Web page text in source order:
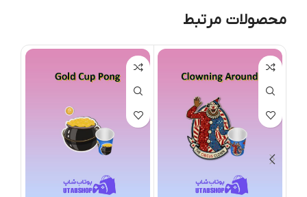
محصولات مرتبط